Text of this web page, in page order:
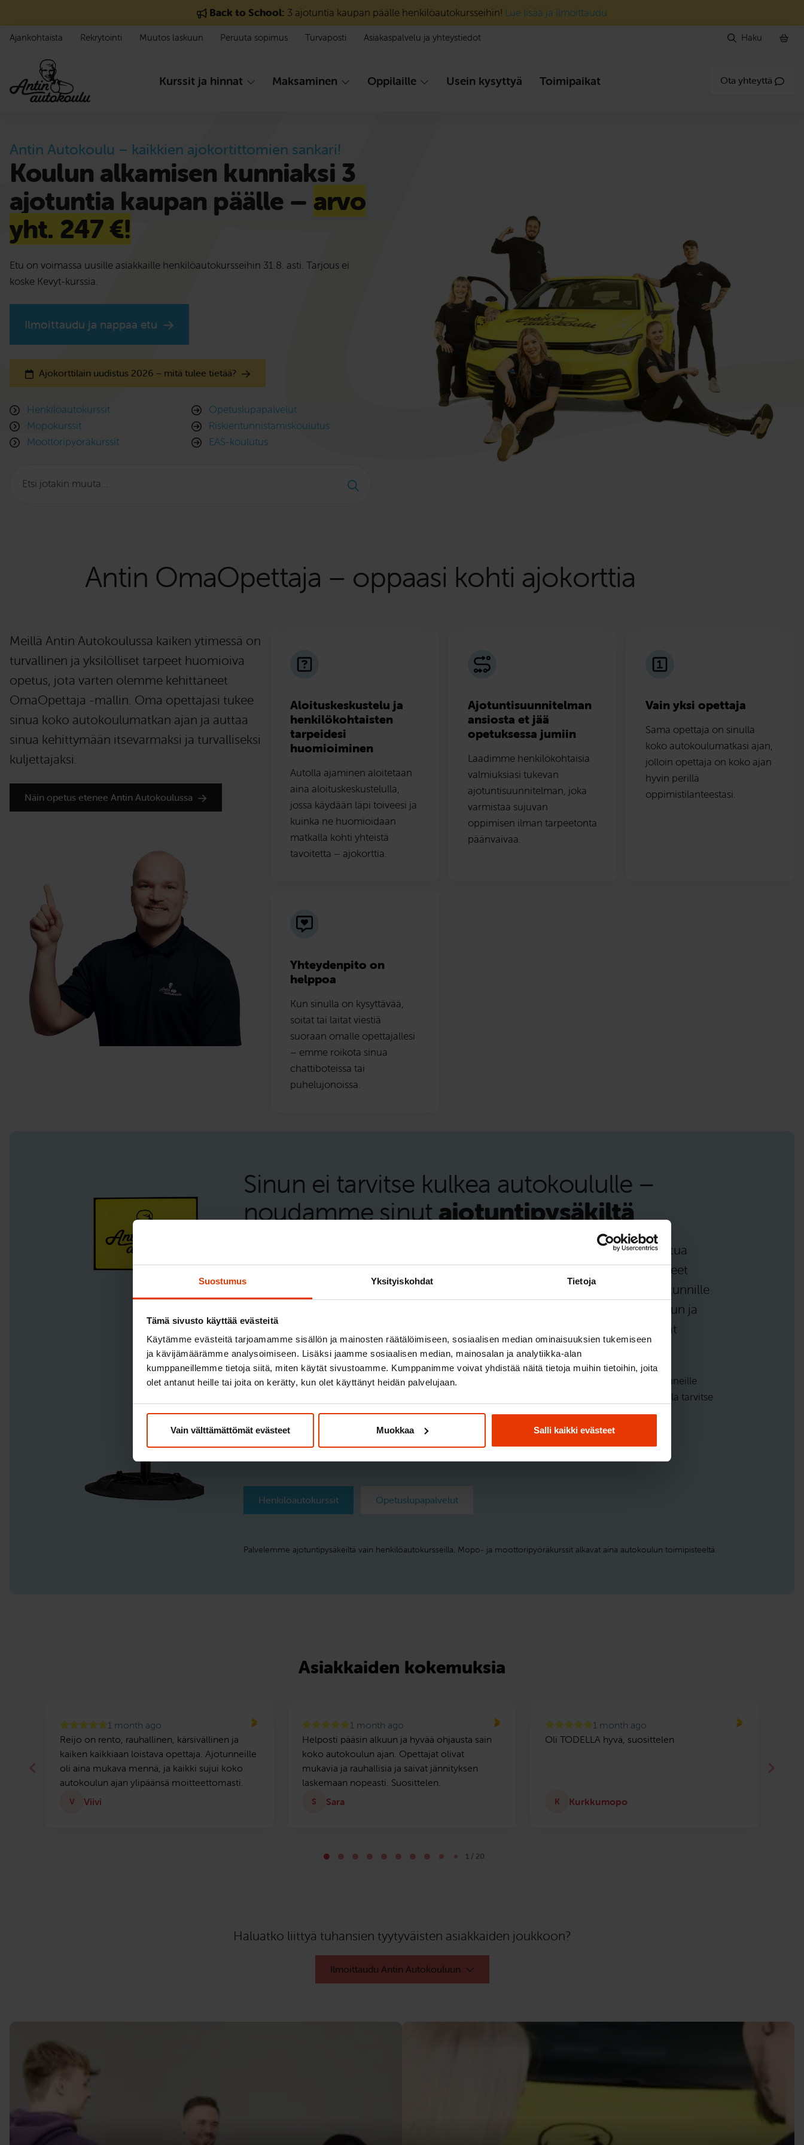
Suostumus Yksityiskohdat Tietoja
Tämä sivusto käyttää evästeitä
Käytämme evästeitä tarjoamamme sisällön ja mainosten räätälöimiseen, sosiaalisen median ominaisuuksien tukemiseen
ja kävijämäärämme analysoimiseen. Lisäksi jaamme sosiaalisen median, mainosalan ja analytiikka-alan
kumppaneillemme tietoja siitä, miten käytät sivustoamme. Kumppanimme voivat yhdistää näitä tietoja muihin tietoihin, joita
olet antanut heille tai joita on kerätty, kun olet käyttänyt heidän palvelujaan.
Vain välttämättömät evästeet Muokkaa Salli kaikki evästeet
Back to School: 3 ajotuntia kaupan päälle henkilöautokursseihin! Lue lisää ja ilmoittaudu
Kurssit ja hinnat Maksaminen Oppilaille Usein kysyttyä Toimipaikat Ota yhteyttä
Ajankohtaista Rekrytointi Muutos laskuun Peruuta sopimus Turvaposti Asiakaspalvelu ja yhteystiedot Haku
Antin Autokoulu – kaikkien ajokortittomien sankari!
Koulun alkamisen kunniaksi 3
ajotuntia kaupan päälle – arvo
yht. 247 €!
Etu on voimassa uusille asiakkaille henkilöautokursseihin 31.8. asti. Tarjous ei
koske Kevyt-kurssia.
Ilmoittaudu ja nappaa etu
Ajokorttilain uudistus 2026 – mitä tulee tietää?
Henkilöautokurssit
Mopokurssit
Moottoripyöräkurssit
Opetuslupapalvelut
Riskientunnistamiskoulutus
EAS-koulutus
jotakin
Antin OmaOpettaja – oppaasi kohti ajokorttia
Meillä Antin Autokoulussa kaiken ytimessä on
turvallinen ja yksilölliset tarpeet huomioiva
opetus, jota varten olemme kehittäneet
OmaOpettaja -mallin. Oma opettajasi tukee
sinua koko autokoulumatkan ajan ja auttaa
sinua kehittymään itsevarmaksi ja turvalliseksi
kuljettajaksi.
Näin opetus etenee Antin Autokoulussa
Aloituskeskustelu ja
henkilökohtaisten
tarpeidesi
huomioiminen
Autolla ajaminen aloitetaan
aina aloituskeskustelulla,
jossa käydään läpi toiveesi ja
kuinka ne huomioidaan
matkalla kohti yhteistä
tavoitetta – ajokorttia.
Ajotuntisuunnitelman
ansiosta et jää
opetuksessa jumiin
Laadimme henkilökohtaisia
valmiuksiasi tukevan
ajotuntisuunnitelman, joka
varmistaa sujuvan
oppimisen ilman tarpeetonta
päänvaivaa.
Vain yksi opettaja
Sama opettaja on sinulla
koko autokoulumatkasi ajan,
jolloin opettaja on koko ajan
hyvin perillä
oppimistilanteestasi.
Yhteydenpito on
helppoa
Kun sinulla on kysyttävää,
soitat tai laitat viestiä
suoraan omalle opettajallesi
– emme roikota sinua
chattiboteissa tai
puhelujonoissa.
Sinun ei tarvitse kulkea autokoululle –
noudamme sinutajotuntipysäkiltä
Missä se autokoulu sijaitsee? No autossa tietenkin! Sinun ei siis tarvitse vaivautua
autokoululle (kuten joskus ennen muinoin oli tapana), vaan olemme perustaneet
lähellesi ajotuntipysäkkejä, jonne opettaja ajelee ja joilta hyppäät suoraan ajotunnille
– joustavasti ja mukavasti. Ajotuntipysäkit mahdollistavat autokoulun, opiskelun ja
harrastusten sujuvan yhteensovittamisen. Muut kurssilla tarvittavat asiat hoidat
netissä. Eipä voisi olla kätevämpää!
Riippumatta valitsemastasi pysäkistä, voit halutessasi sopia opettajan kanssa ensimmäisille ajotunneille
rauhallisemman lähtöpisteen. Opettajamme huolehtivat muutenkin aina, että sinun ei ajotunneilla tarvitse
siirtyä taitotasoosi nähden liian vilkkaaseen liikenteeseen.
Etsi sinua lähin pysäkki
Henkilöautokurssit Opetuslupapalvelut
Palvelemme ajotuntipysäkeiltä vain henkilöautokursseilla. Mopo- ja moottoripyöräkurssit alkavat aina autokoulun toimipisteeltä.
Asiakkaiden kokemuksia
1 month ago
Reijo on rento, rauhallinen, kärsivällinen ja
kaiken kaikkiaan loistava opettaja. Ajotunneille
oli aina mukava mennä, ja kaikki sujui koko
autokoulun ajan ylipäänsä moitteettomasti.
V Viivi
1 month ago
Helposti pääsin alkuun ja hyvää ohjausta sain
koko autokoulun ajan. Opettajat olivat
mukavia ja rauhallisia ja saivat jännityksen
laskemaan nopeasti. Suosittelen.
S Sara
1 month ago
Oli TODELLA hyvä, suosittelen
K Kurkkumopo
1 / 20
Haluatko liittyä tuhansien tyytyväisten asiakkaiden joukkoon?
Ilmoittaudu Antin Autokouluun